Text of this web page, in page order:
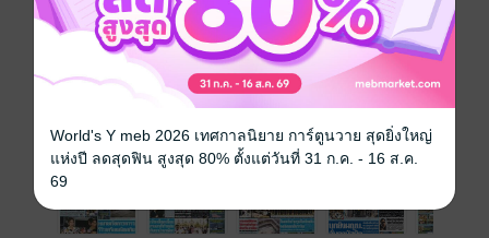
ราคาปก 10 บาท
ฉบับย้อนหลัง ดูทั้งหมด
World's Y meb 2026 เทศกาลนิยาย การ์ตูนวาย สุดยิ่งใหญ่
แห่งปี ลดสุดฟิน สูงสุด 80% ตั้งแต่วันที่ 31 ก.ค. - 16 ส.ค.
69